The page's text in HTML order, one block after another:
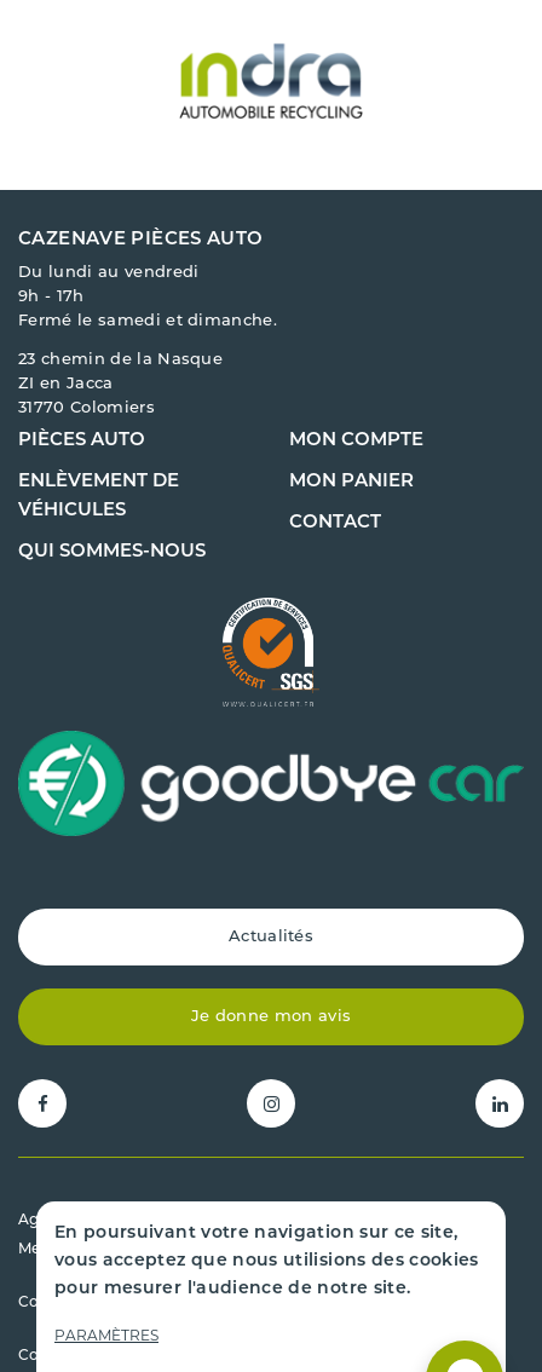
CAZENAVE PIÈCES AUTO
Du lundi au vendredi
9h - 17h
Fermé le samedi et dimanche.
23 chemin de la Nasque
ZI en Jacca
31770 Colomiers
PIÈCES AUTO
ENLÈVEMENT DE
VÉHICULES
QUI SOMMES-NOUS
MON COMPTE
MON PANIER
CONTACT
Actualités
Je donne mon avis
Agrément préfectoral 31.00043.D
Mentions légales
Conditions générales de vente
Copyright 2026 - Cazenave Pièces Auto - Tous droits réservés
En poursuivant votre navigation sur ce site,
vous acceptez que nous utilisions des cookies
pour mesurer l'audience de notre site.
PARAMÈTRES